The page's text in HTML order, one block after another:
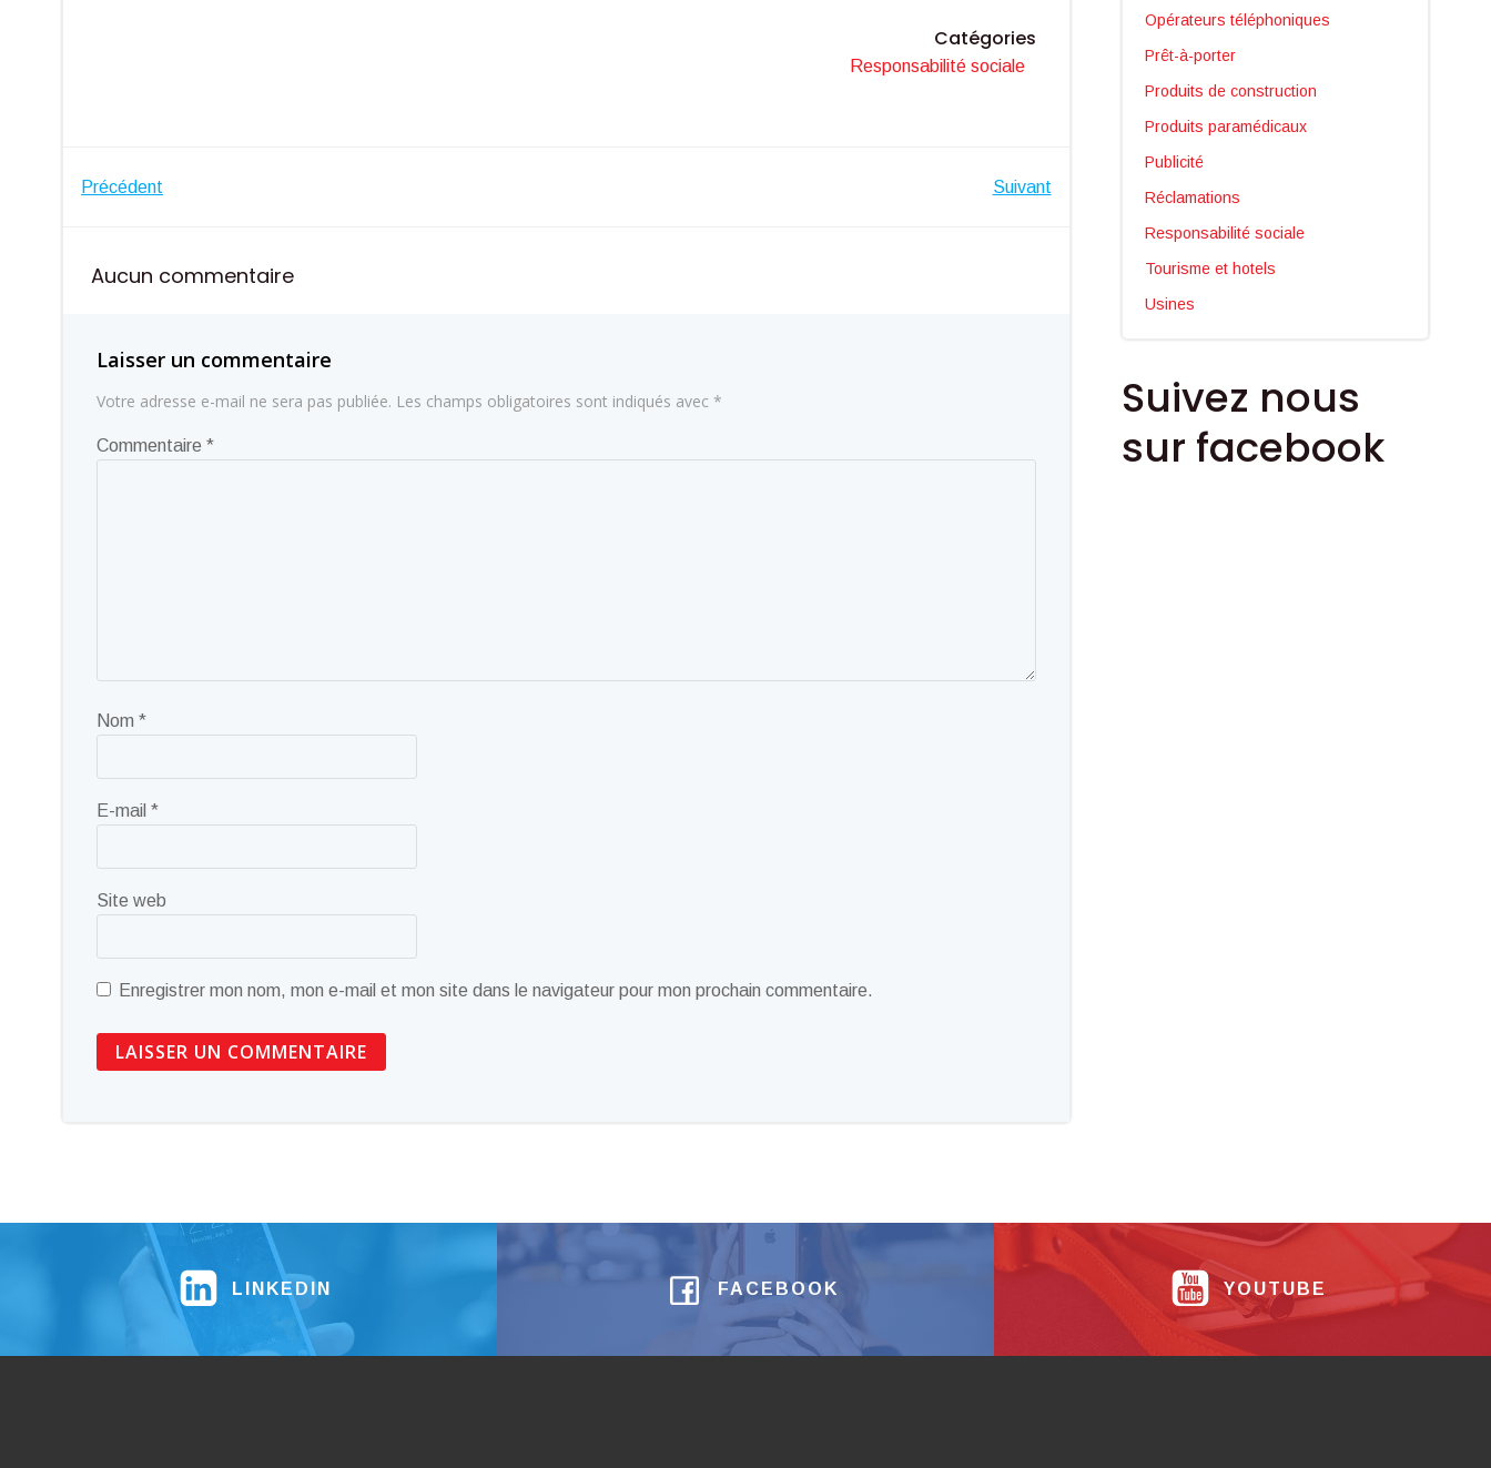
Catégories
Responsabilité sociale
Navigation
de
l’article
Précédent Suivant
Aucun commentaire
Laisser un commentaire
Votre adresse e-mail ne sera pas publiée. Les champs obligatoires sont indiqués avec *
Commentaire *
Nom *
E-mail *
Site web
Enregistrer mon nom, mon e-mail et mon site dans le navigateur pour mon prochain commentaire.
Opérateurs téléphoniques
Prêt-à-porter
Produits de construction
Produits paramédicaux
Publicité
Réclamations
Responsabilité sociale
Tourisme et hotels
Usines
Suivez nous
sur facebook
LINKEDIN FACEBOOK YOUTUBE